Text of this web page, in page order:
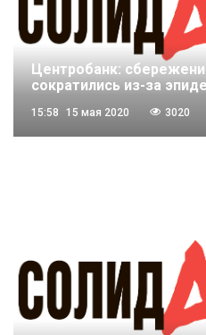
Центробанк:
сократились из-за
15:58 15 мая 2020 3020